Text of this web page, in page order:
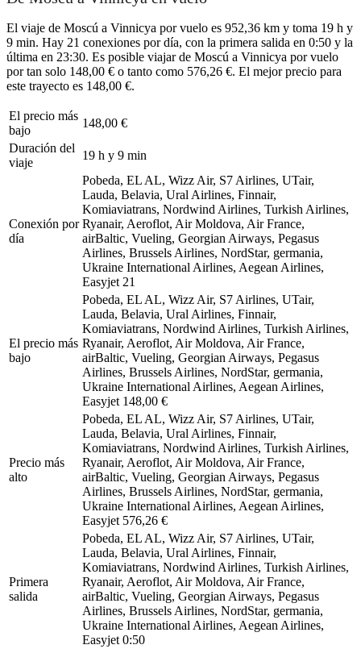
El viaje de Moscú a Vinnicya por vuelo es 952,36 km y toma 19 h y
9 min. Hay 21 conexiones por día, con la primera salida en 0:50 y la
última en 23:30. Es posible viajar de Moscú a Vinnicya por vuelo
por tan solo 148,00 € o tanto como 576,26 €. El mejor precio para
este trayecto es 148,00 €.
El precio más
bajo
148,00 €
Duración del
viaje
19 h y 9 min
Conexión por
día
Pobeda, EL AL, Wizz Air, S7 Airlines, UTair,
Lauda, Belavia, Ural Airlines, Finnair,
Komiaviatrans, Nordwind Airlines, Turkish Airlines,
Ryanair, Aeroflot, Air Moldova, Air France,
airBaltic, Vueling, Georgian Airways, Pegasus
Airlines, Brussels Airlines, NordStar, germania,
Ukraine International Airlines, Aegean Airlines,
Easyjet 21
El precio más
bajo
Pobeda, EL AL, Wizz Air, S7 Airlines, UTair,
Lauda, Belavia, Ural Airlines, Finnair,
Komiaviatrans, Nordwind Airlines, Turkish Airlines,
Ryanair, Aeroflot, Air Moldova, Air France,
airBaltic, Vueling, Georgian Airways, Pegasus
Airlines, Brussels Airlines, NordStar, germania,
Ukraine International Airlines, Aegean Airlines,
Easyjet 148,00 €
Precio más
alto
Pobeda, EL AL, Wizz Air, S7 Airlines, UTair,
Lauda, Belavia, Ural Airlines, Finnair,
Komiaviatrans, Nordwind Airlines, Turkish Airlines,
Ryanair, Aeroflot, Air Moldova, Air France,
airBaltic, Vueling, Georgian Airways, Pegasus
Airlines, Brussels Airlines, NordStar, germania,
Ukraine International Airlines, Aegean Airlines,
Easyjet 576,26 €
Primera
salida
Pobeda, EL AL, Wizz Air, S7 Airlines, UTair,
Lauda, Belavia, Ural Airlines, Finnair,
Komiaviatrans, Nordwind Airlines, Turkish Airlines,
Ryanair, Aeroflot, Air Moldova, Air France,
airBaltic, Vueling, Georgian Airways, Pegasus
Airlines, Brussels Airlines, NordStar, germania,
Ukraine International Airlines, Aegean Airlines,
Easyjet 0:50